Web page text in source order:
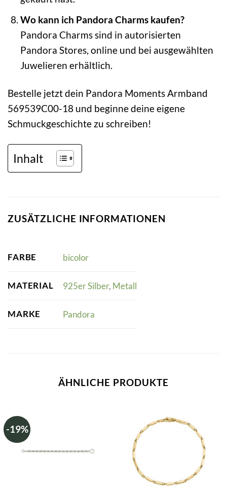
Wo kann ich Pandora Charms kaufen?
Pandora Charms sind in autorisierten
Pandora Stores, online und bei ausgewählten
Juwelieren erhältlich.
Bestelle jetzt dein Pandora Moments Armband
569539C00-18 und beginne deine eigene
Schmuckgeschichte zu schreiben!
Inhalt
ZUSÄTZLICHE INFORMATIONEN
FARBE bicolor
MATERIAL 925er Silber, Metall
MARKE Pandora
ÄHNLICHE PRODUKTE
-19%